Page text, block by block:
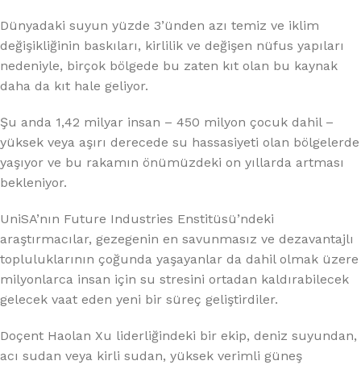
Dünyadaki suyun yüzde 3’ünden azı temiz ve iklim
değişikliğinin baskıları, kirlilik ve değişen nüfus yapıları
nedeniyle, birçok bölgede bu zaten kıt olan bu kaynak
daha da kıt hale geliyor.
Şu anda 1,42 milyar insan – 450 milyon çocuk dahil –
yüksek veya aşırı derecede su hassasiyeti olan bölgelerde
yaşıyor ve bu rakamın önümüzdeki on yıllarda artması
bekleniyor.
UniSA’nın Future Industries Enstitüsü’ndeki
araştırmacılar, gezegenin en savunmasız ve dezavantajlı
topluluklarının çoğunda yaşayanlar da dahil olmak üzere
milyonlarca insan için su stresini ortadan kaldırabilecek
gelecek vaat eden yeni bir süreç geliştirdiler.
Doçent Haolan Xu liderliğindeki bir ekip, deniz suyundan,
acı sudan veya kirli sudan, yüksek verimli güneş